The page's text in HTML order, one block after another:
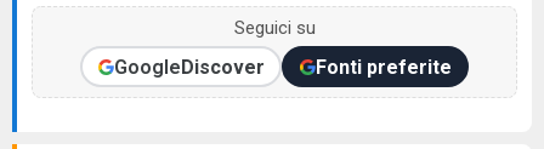
Seguici su
GoogleDiscover Fonti preferite